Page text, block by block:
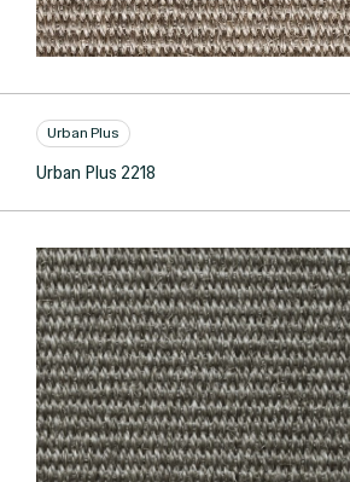
Urban Plus
Urban Plus 2218